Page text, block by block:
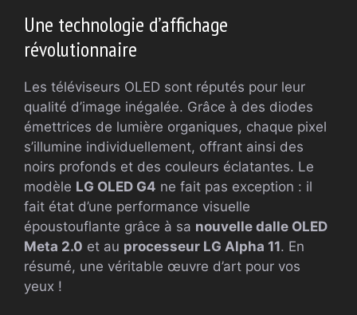
Une technologie d’affichage
révolutionnaire
Les téléviseurs OLED sont réputés pour leur
qualité d’image inégalée. Grâce à des diodes
émettrices de lumière organiques, chaque pixel
s’illumine individuellement, offrant ainsi des
noirs profonds et des couleurs éclatantes. Le
modèle LG OLED G4 ne fait pas exception : il
fait état d’une performance visuelle
époustouflante grâce à sa nouvelle dalle OLED
Meta 2.0 et au processeur LG Alpha 11. En
résumé, une véritable œuvre d’art pour vos
yeux !